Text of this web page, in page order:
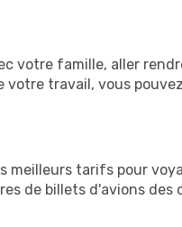
votre famille, aller
travail, vous
meilleurs tarifs pour
de billets d'avions des